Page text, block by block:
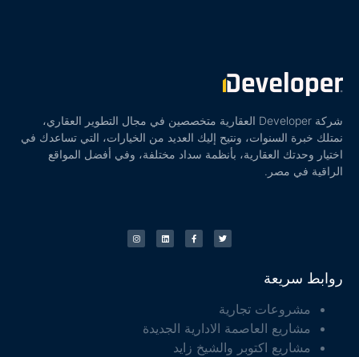
شركة Developer العقارية متخصصين في مجال التطوير العقاري،
نمتلك خبرة السنوات، ونتيح إليك العديد من الخيارات، التي تساعدك في
اختيار وحدتك العقارية، بأنظمة سداد مختلفة، وفي أفضل المواقع
الراقية في مصر.
روابط سريعة
مشروعات تجارية
مشاريع العاصمة الادارية الجديدة
مشاريع اكتوبر والشيخ زايد